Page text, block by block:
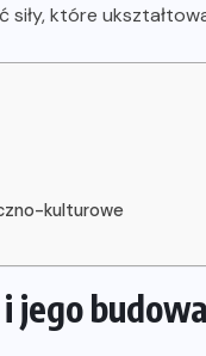
które
kulturowe
jego budowa